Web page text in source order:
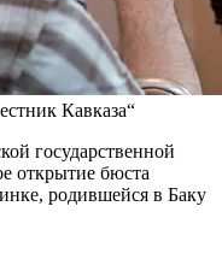
Кавказа“
государственной
открытие бюста
родившейся в Баку